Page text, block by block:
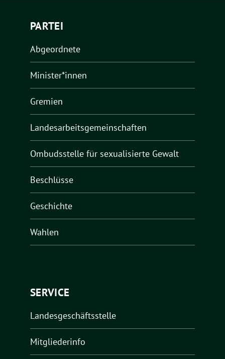
PARTEI
Abgeordnete
Minister*innen
Gremien
Landesarbeitsgemeinschaften
Ombudsstelle für sexualisierte Gewalt
Beschlüsse
Geschichte
Wahlen
SERVICE
Landesgeschäftsstelle
Mitgliederinfo